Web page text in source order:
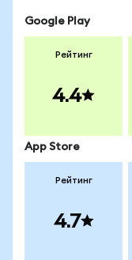
Google Play
Рейтинг
4.4
App Store
Рейтинг
4.7